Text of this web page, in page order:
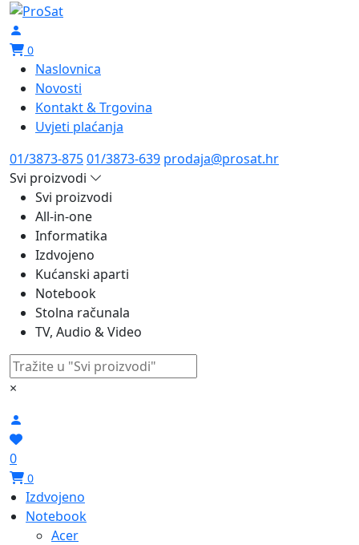
0
Naslovnica
Novosti
Kontakt & Trgovina
Uvjeti plaćanja
01/3873-87501/3873-639 prodaja@prosat.hr
Svi proizvodi
Svi proizvodi
All-in-one
Informatika
Izdvojeno
Kućanski aparti
Notebook
Stolna računala
TV, Audio & Video
×
0
0
Izdvojeno
Notebook
Acer